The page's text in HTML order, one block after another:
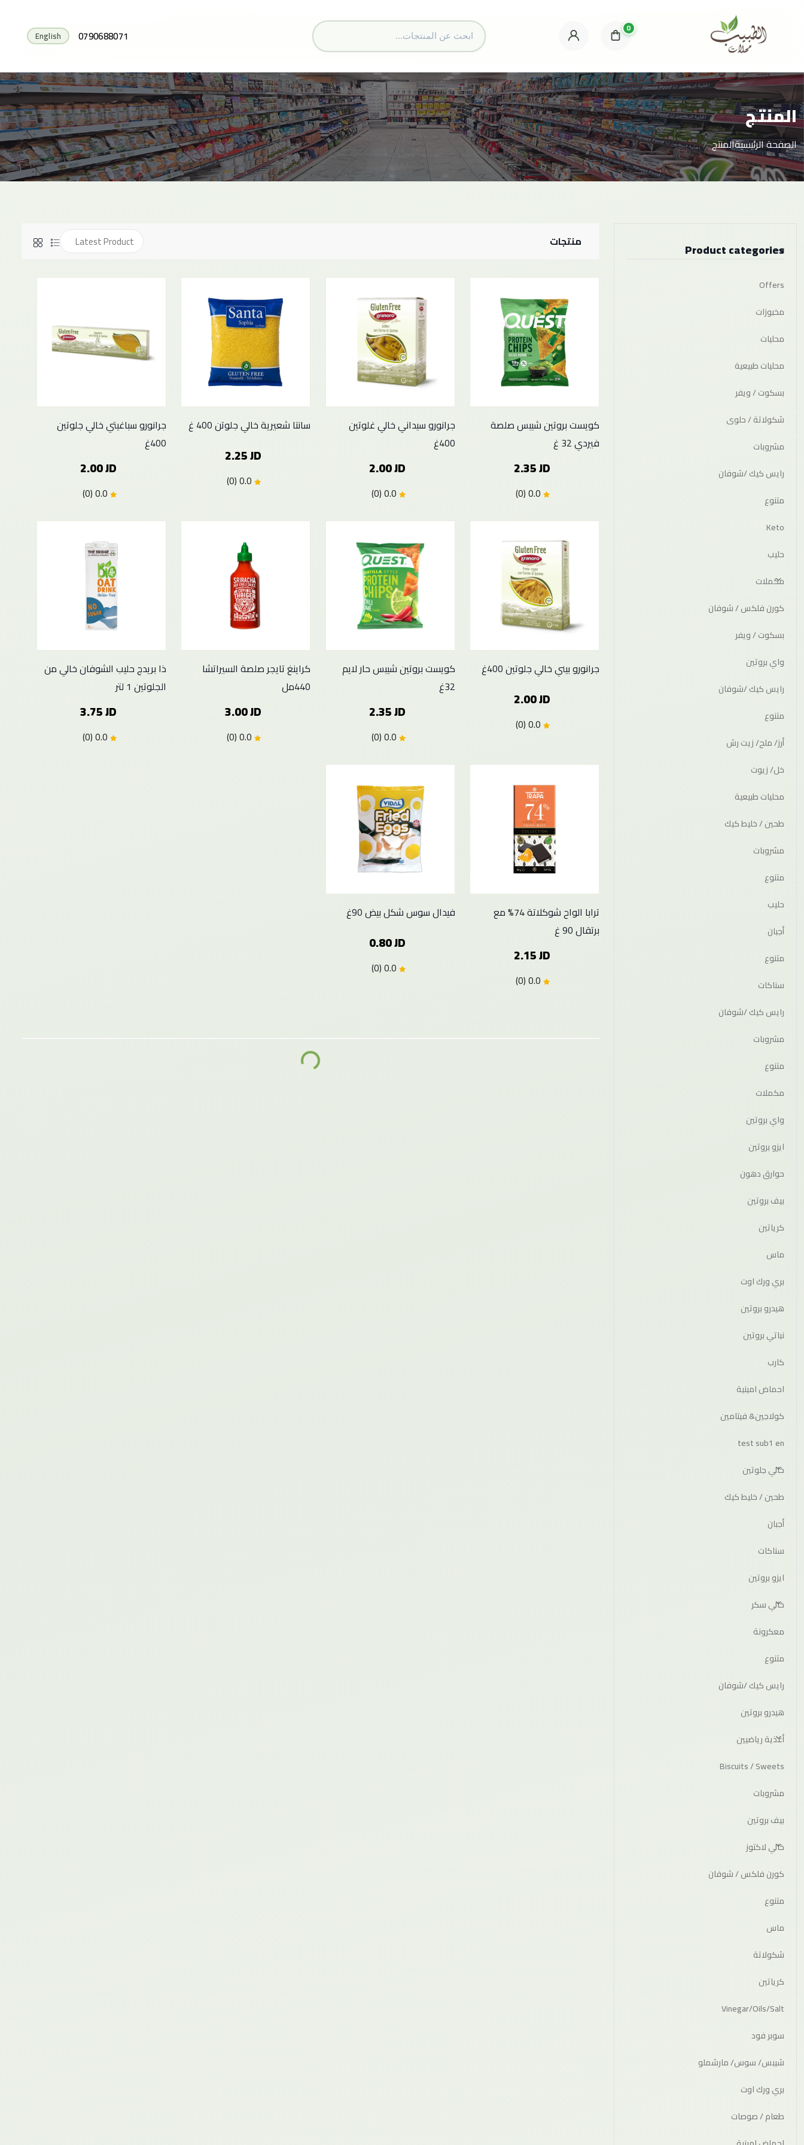
0
0790688071
English
المنتج
الصفحة الرئيسيةالمنتج
Product categories
Offers
مخبوزات
محليات
محليات طبيعية
بسكوت / ويفر
شكولاتة / حلوى
مشروبات
رايس كيك /شوفان
متنوع
Keto
حليب
مكملات
كورن فلكس / شوفان
بسكوت / ويفر
واي بروتين
رايس كيك /شوفان
متنوع
أرز/ ملح/ زيت رش
خل/ زيوت
محليات طبيعية
طحين / خليط كيك
مشروبات
متنوع
حليب
أجبان
متنوع
سناكات
رايس كيك /شوفان
مشروبات
متنوع
مكملات
واي بروتين
ايزو بروتين
حوارق دهون
بيف بروتين
كرياتين
ماس
بري ورك اوت
هيدرو بروتين
نباتي بروتين
كارب
احماض امينية
كولاجين& فيتامين
test sub1 en
خالي جلوتين
طحين / خليط كيك
أجبان
سناكات
ايزو بروتين
خالي سكر
معكرونة
متنوع
رايس كيك /شوفان
هيدرو بروتين
أغذية رياضيين
Biscuits / Sweets
مشروبات
بيف بروتين
خالي لاكتوز
كورن فلكس / شوفان
متنوع
ماس
شكولاتة
كرياتين
Vinegar/Oils/Salt
سوبر فود
شيبس/ سوس/ مارشملو
بري ورك اوت
طعام / صوصات
منتجات
كويست بروتين شيبس صلصة
فيردي 32 غ
2.35 JD
جرانورو سيداني خالي غلوتين
400غ
2.00 JD
سانتا شعيرية خالي جلوتن 400 غ
2.25 JD
جرانورو سباغيتي خالي جلوتين
400غ
2.00 JD
جرانورو بيني خالي جلوتين 400غ
2.00 JD
كويست بروتين شيبس حار لايم
32غ
2.35 JD
كراينغ تايجر صلصة السيراتشا
440مل
3.00 JD
ذا بريدج حليب الشوفان خالي من
الجلوتين 1 لتر
3.75 JD
ترابا الواح شوكلاتة 74% مع
برتقال 90 غ
2.15 JD
فيدال سوس شكل بيض 90غ
0.80 JD
Loading...